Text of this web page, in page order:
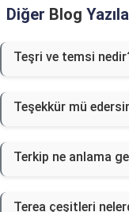
Diğer Blog
Teşri ve temsi
Teşekkür mü
Terkip ne anlama
Terea çeşitleri